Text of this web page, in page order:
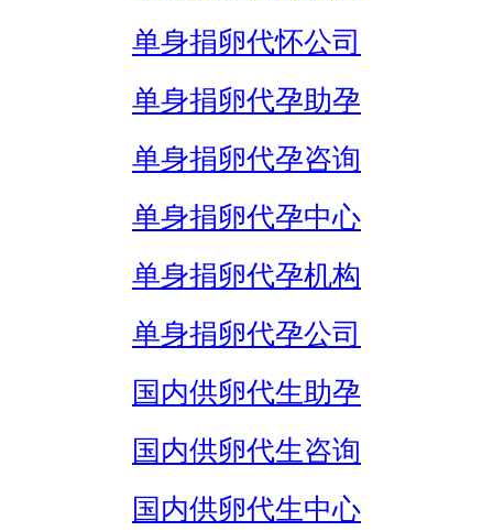
单身捐卵代怀公司
单身捐卵代孕助孕
单身捐卵代孕咨询
单身捐卵代孕中心
单身捐卵代孕机构
单身捐卵代孕公司
国内供卵代生助孕
国内供卵代生咨询
国内供卵代生中心